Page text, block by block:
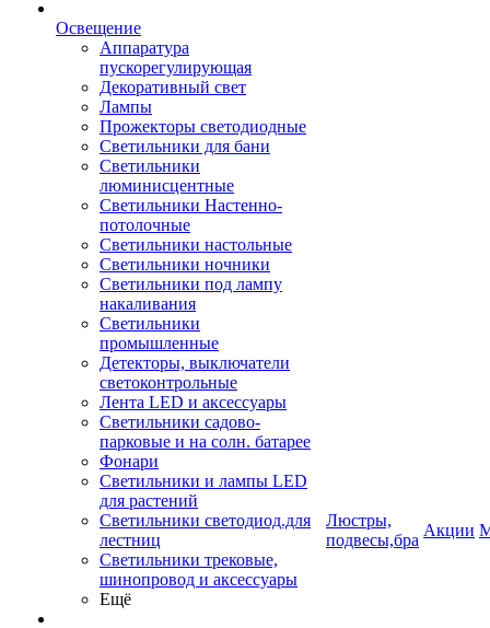
Освещение
Аппаратура
пускорегулирующая
Декоративный свет
Лампы
Прожекторы светодиодные
Светильники для бани
Светильники
люминисцентные
Светильники Настенно-
потолочные
Светильники настольные
Светильники ночники
Светильники под лампу
накаливания
Светильники
промышленные
Детекторы, выключатели
светоконтрольные
Лента LED и аксессуары
Светильники садово-
парковые и на солн. батарее
Фонари
Светильники и лампы LED
для растений
Светильники светодиод.для
лестниц
Светильники трековые,
шинопровод и аксессуары
Ещё
Люстры,
подвесы,бра
Акции